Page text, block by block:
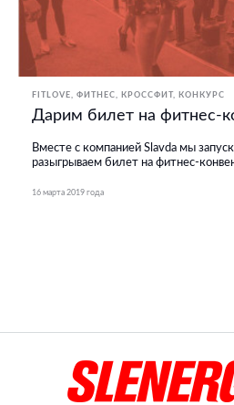
FITLOVE ФИТНЕС, КРОССФИТ КОНКУРС
Дарим билет на фитнес-
Вместе с компанией Slavda мы
разыгрываем билет на фитнес-
16 марта 2019 года